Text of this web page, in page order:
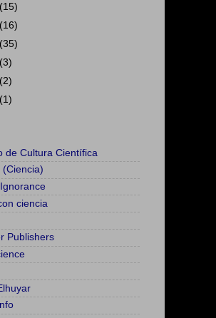
(15)
(16)
(35)
(3)
(2)
(1)
de Cultura Científica
(Ciencia)
ciencia
Publishers